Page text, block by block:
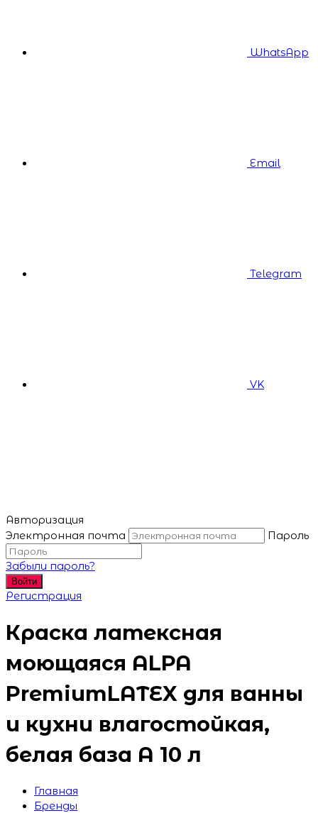
WhatsApp
Email
Telegram
VK
Авторизация
Электронная почта
Пароль
Забыли пароль?
Войти
Регистрация
Краска латексная
моющаяся ALPA
PremiumLATEX для ванны
и кухни влагостойкая,
белая база А 10 л
Главная
Бренды